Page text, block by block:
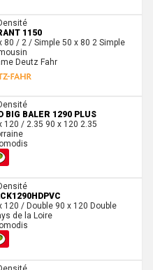
1150
80 / 2 / Simple 50 x 80 2 Simple
Deutz Fahr
BIG BALER 1290 PLUS
120 / 2.35 90 x 120 2.35
120 / Double 90 x 120 Double
de la Loire